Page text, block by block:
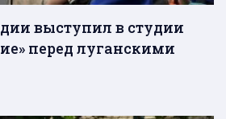
выступил в студии
перед луганскими